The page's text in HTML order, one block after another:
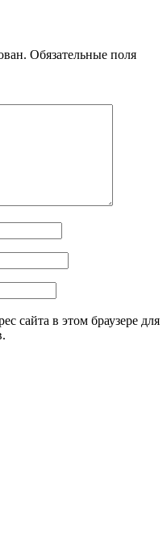
Обязательные поля
сайта в этом браузере для